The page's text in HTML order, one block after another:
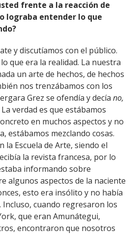
frente a la reacción de
lograba entender lo que
y discutíamos con el público.
que era la realidad. La nuestra
un arte de hechos, de hechos
nos trenzábamos con los
Grez se ofendía y decía no,
La verdad es que estábamos
en muchos aspectos y no
estábamos mezclando cosas.
la Escuela de Arte, siendo el
la revista francesa, por lo
informando sobre
algunos aspectos de la naciente
esto era insólito y no había
cuando regresaron los
que eran Amunátegui,
encontraron que nosotros